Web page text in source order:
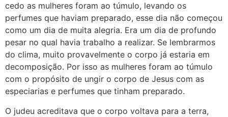
cedo as mulheres foram ao túmulo, levando os
perfumes que haviam preparado, esse dia não começou
como um dia de muita alegria. Era um dia de profundo
pesar no qual havia trabalho a realizar. Se lembrarmos
do clima, muito provavelmente o corpo já estaria em
decomposição. Por isso as mulheres foram ao túmulo
com o propósito de ungir o corpo de Jesus com as
especiarias e perfumes que tinham preparado.
O judeu acreditava que o corpo voltava para a terra,